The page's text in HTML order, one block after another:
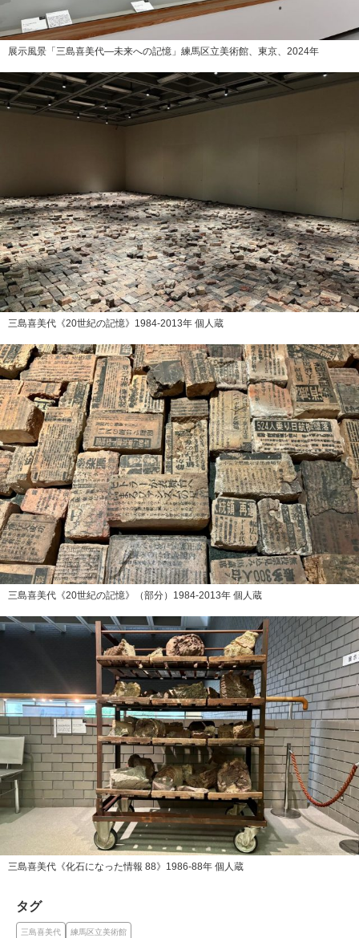
展示風景「三島喜美代―未来への記憶」練馬区立美術館、東京、2024年
三島喜美代《20世紀の記憶》1984-2013年 個人蔵
三島喜美代《20世紀の記憶》（部分）1984-2013年 個人蔵
三島喜美代《化石になった情報 88》1986-88年 個人蔵
タグ
三島喜美代 練馬区立美術館